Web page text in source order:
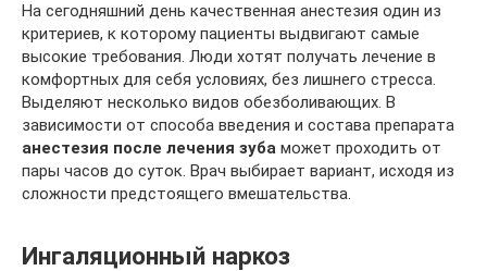
На сегодняшний день качественная анестезия один из
критериев, к которому пациенты выдвигают самые
высокие требования. Люди хотят получать лечение в
комфортных для себя условиях, без лишнего стресса.
Выделяют несколько видов обезболивающих. В
зависимости от способа введения и состава препарата
анестезия после лечения зуба может проходить от
пары часов до суток. Врач выбирает вариант, исходя из
сложности предстоящего вмешательства.
Ингаляционный наркоз